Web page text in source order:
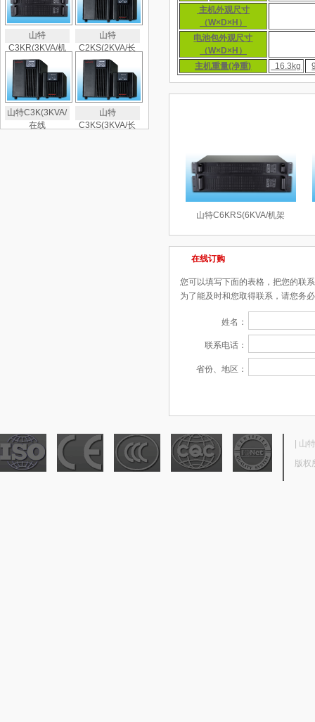
山特
C3KR(3KVA/机
山特
C2KS(2KVA/长
山特C3K(3KVA/
在线
山特
C3KS(3KVA/长
主机外观尺寸
（W×D×H）
电池包外观尺寸
（W×D×H）
主机重量(净重)
16.3kg
山特C6KRS(6KVA/机架
在线订购
您可以填写下面的表格，把您的联
为了能及时和您取得联系，请您务
姓名：
联系电话：
省份、地区：
山
版权